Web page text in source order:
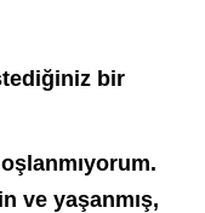
bir
ve yaşanmış,